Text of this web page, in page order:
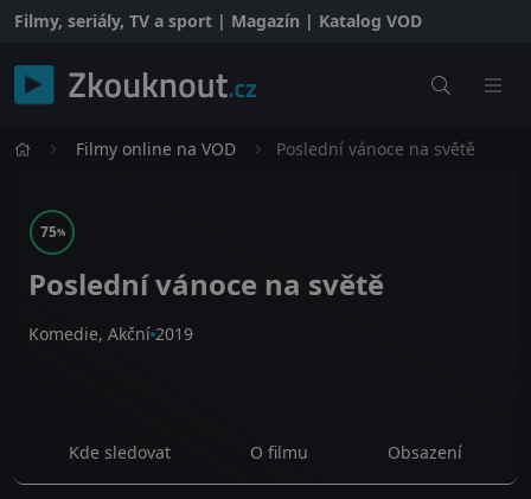
Filmy, seriály, TV a sport | Magazín | Katalog VOD
Filmy online na VOD Poslední vánoce na světě
75%
Poslední vánoce na světě
Komedie, Akční 2019
Kde sledovat O filmu Obsazení